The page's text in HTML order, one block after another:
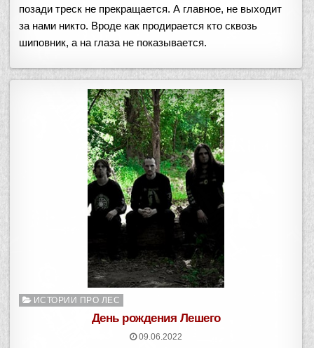
позади треск не прекращается. А главное, не выходит
за нами никто. Вроде как продирается кто сквозь
шиповник, а на глаза не показывается.
Опубликовано
ИСТОРИИ ПРО ЛЕС
День рождения Лешего
09.06.2022